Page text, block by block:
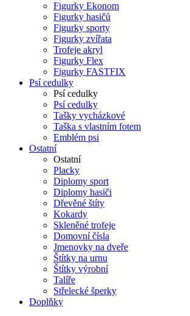
Figurky Ekonom
Figurky hasičů
Figurky sporty
Figurky zvířata
Trofeje akryl
Figurky Flex
Figurky FASTFIX
Psí cedulky
Psí cedulky
Psí cedulky
Tašky vycházkové
Taška s vlastním fotem
Emblém psi
Ostatní
Ostatní
Placky
Diplomy sport
Diplomy hasiči
Dřevěné štíty
Kokardy
Skleněné trofeje
Domovní čísla
Jmenovky na dveře
Štítky na urnu
Štítky výrobní
Talíře
Střelecké šperky
Doplňky